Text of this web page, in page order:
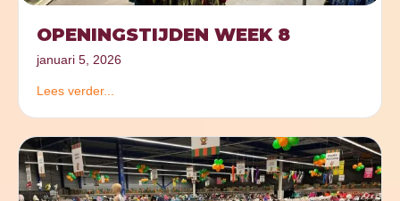
OPENINGSTIJDEN WEEK 8
januari 5, 2026
Lees verder...